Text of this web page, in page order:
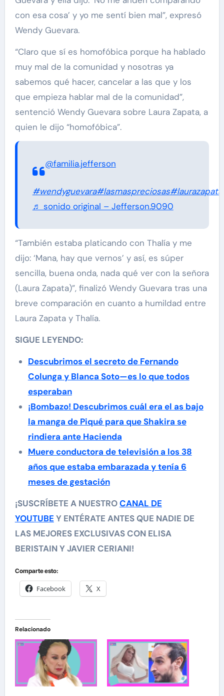
con esa cosa’ y yo me sentí bien mal”, expresó
Wendy Guevara.
“Claro que sí es homofóbica porque ha hablado
muy mal de la comunidad y nosotras ya
sabemos qué hacer, cancelar a las que y los
que empieza hablar mal de la comunidad”,
sentenció Wendy Guevara sobre Laura Zapata, a
quien le dijo “homofóbica”.
@familia.jefferson
#wendyguevara#lasmaspreciosas#laurazapata
♬ sonido original – Jefferson.9090
“También estaba platicando con Thalía y me
dijo: ‘Mana, hay que vernos’ y así, es súper
sencilla, buena onda, nada qué ver con la señora
(Laura Zapata)”, finalizó Wendy Guevara tras una
breve comparación en cuanto a humildad entre
Laura Zapata y Thalía.
SIGUE LEYENDO:
Descubrimos el secreto de Fernando
Colunga y Blanca Soto—es lo que todos
esperaban
¡Bombazo! Descubrimos cuál era el as bajo
la manga de Piqué para que Shakira se
rindiera ante Hacienda
Muere conductora de televisión a los 38
años que estaba embarazada y tenía 6
meses de gestación
¡SUSCRÍBETE A NUESTROCANAL DE
YOUTUBE Y ENTÉRATE ANTES QUE NADIE DE
LAS MEJORES EXCLUSIVAS CON ELISA
BERISTAIN Y JAVIER CERIANI!
Comparte esto:
Facebook X
Relacionado